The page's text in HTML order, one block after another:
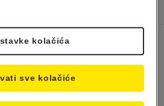
kolačića
sve kolačiće